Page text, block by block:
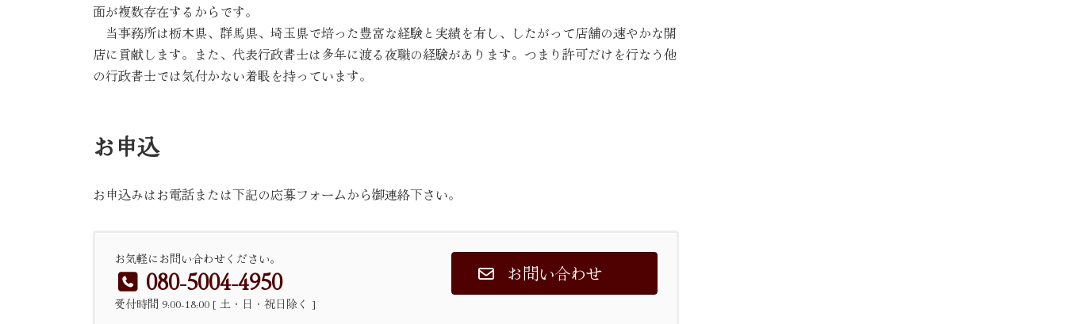
面が複数存在するからです。
当事務所は栃木県、群馬県、埼玉県で培った豊富な経験と実績を有し、したがって店舗の速やかな開
店に貢献します。また、代表行政書士は多年に渡る夜職の経験があります。つまり許可だけを行なう他
の行政書士では気付かない着眼を持っています。
お申込
お申込みはお電話または下記の応募フォームから御連絡下さい。
お気軽にお問い合わせください。
080-5004-4950
受付時間 9:00-18:00 [ 土・日・祝日除く ]
お問い合わせ